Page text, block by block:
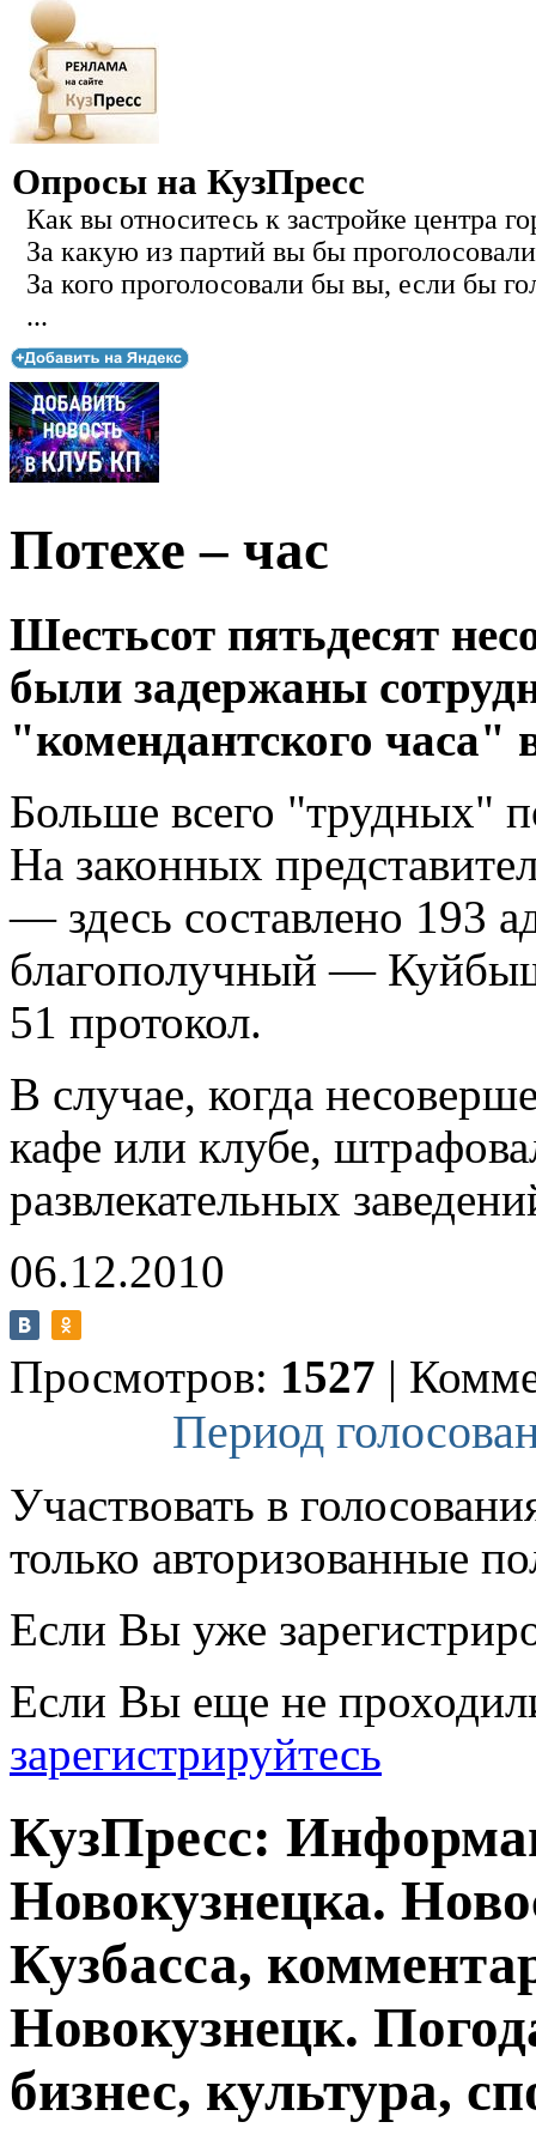
Опросы на КузПресс
Как вы относитесь к застройке центра
За какую из партий вы бы
За кого проголосовали бы вы, если бы
...
Потехе – час
Шестьсот пятьдесят
были задержаны
"комендантского часа"
Больше всего "трудных"
На законных
— здесь составлено 193
благополучный —
51 протокол.
В случае, когда
кафе или клубе,
развлекательных
06.12.2010
Просмотров: 1527 |
Период
Участвовать в
только авторизованные
Если Вы уже
Если Вы еще не
зарегистрируйтесь
КузПресс:
Новокузнецка.
Кузбасса,
Новокузнецк.
бизнес, культура,